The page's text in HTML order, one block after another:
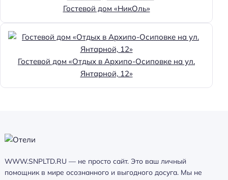
Гостевой дом «НикОль»
Гостевой дом «Отдых в Архипо-Осиповке на ул.
Янтарной, 12»
WWW.SNPLTD.RU — не просто сайт. Это ваш личный
помощник в мире осознанного и выгодного досуга. Мы не